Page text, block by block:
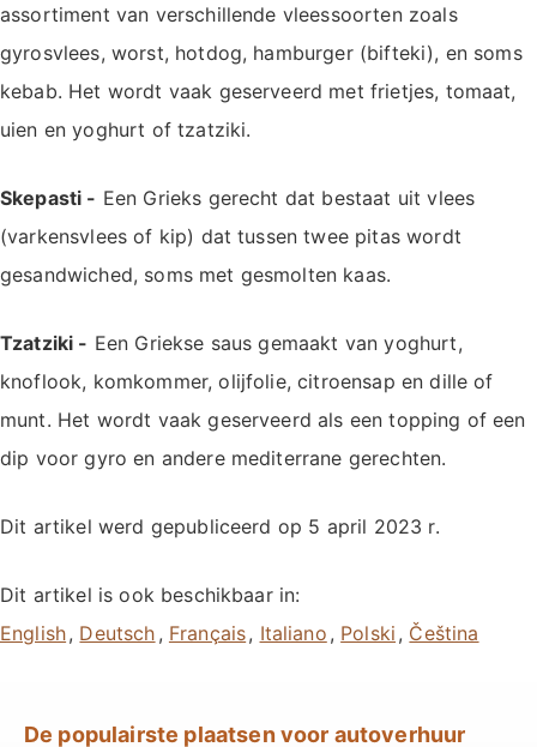
assortiment van verschillende vleessoorten zoals
gyrosvlees, worst, hotdog, hamburger (bifteki), en soms
kebab. Het wordt vaak geserveerd met frietjes, tomaat,
uien en yoghurt of tzatziki.
Skepasti - Een Grieks gerecht dat bestaat uit vlees
(varkensvlees of kip) dat tussen twee pitas wordt
gesandwiched, soms met gesmolten kaas.
Tzatziki - Een Griekse saus gemaakt van yoghurt,
knoflook, komkommer, olijfolie, citroensap en dille of
munt. Het wordt vaak geserveerd als een topping of een
dip voor gyro en andere mediterrane gerechten.
Dit artikel werd gepubliceerd op 5 april 2023 r.
Dit artikel is ook beschikbaar in:
,
, , , ,
De populairste plaatsen voor autoverhuur